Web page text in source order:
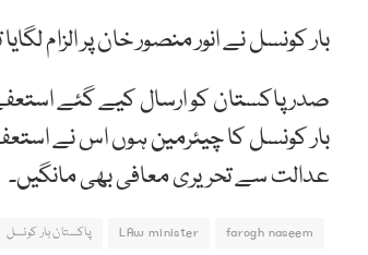
بار کونسل نے انور منصور خان پر الزام
صدر پاکستان کو ارسال کیے گئے
بار کونسل کا چیئرمین ہوں اس نے
عدالت سے تحریری معافی بھی مانگیں۔
farogh naseem
LAw minister پاکستان بار کونسل